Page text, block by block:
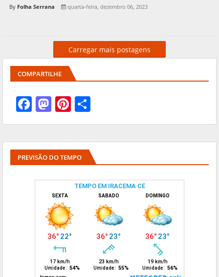
Folha Serrana quarta-feira, dezembro 06, 2023
Carregar mais postagens
COMPARTILHE
PREVISÃO DO TEMPO